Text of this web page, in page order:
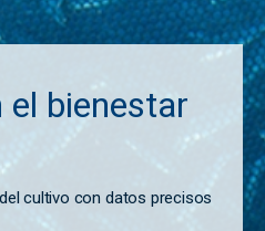
el bienestar
cultivo con datos precisos